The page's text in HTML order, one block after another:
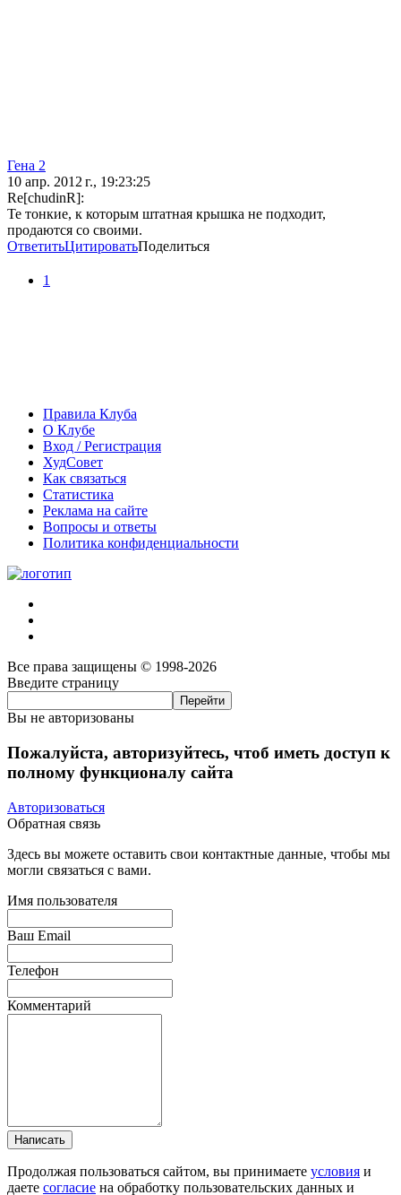
Гена 2
10 апр. 2012 г., 19:23:25
Re[chudinR]:
Те тонкие, к которым штатная крышка не подходит,
продаются со своими.
ОтветитьЦитироватьПоделиться
1
Правила Клуба
О Клубе
Вход / Регистрация
ХудСовет
Как связаться
Статистика
Реклама на сайте
Вопросы и ответы
Политика конфиденциальности
Все права защищены © 1998-2026
Введите страницу
Вы не авторизованы
Пожалуйста, авторизуйтесь, чтоб иметь доступ к
полному функционалу сайта
Авторизоваться
Обратная связь
Здесь вы можете оставить свои контактные данные, чтобы мы
могли связаться с вами.
Имя пользователя
Ваш Email
Телефон
Комментарий
Написать
Продолжая пользоваться сайтом, вы принимаете условия и
даете согласие на обработку пользовательских данных и